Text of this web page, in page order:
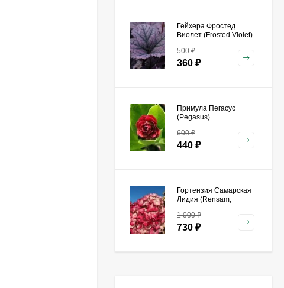
Гейхера Фростед
Виолет (Frosted Violet)
500₽
360 ₽
Примула Пегасус
(Pegasus)
600₽
440 ₽
Гортензия Самарская
Лидия (Rensam,
метельчатая
1 000₽
730 ₽